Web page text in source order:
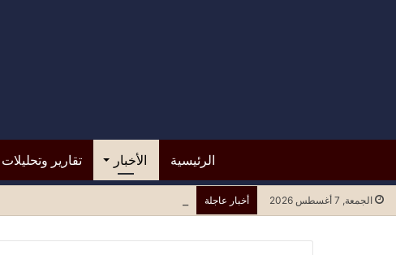
الرئيسية الأخبار تقارير وتحليلات
الجمعة, 7 أغسطس 2026 أخبار عاجلة